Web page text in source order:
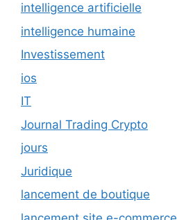
intelligence artificielle
intelligence humaine
Investissement
ios
IT
Journal Trading Crypto
jours
Juridique
lancement de boutique